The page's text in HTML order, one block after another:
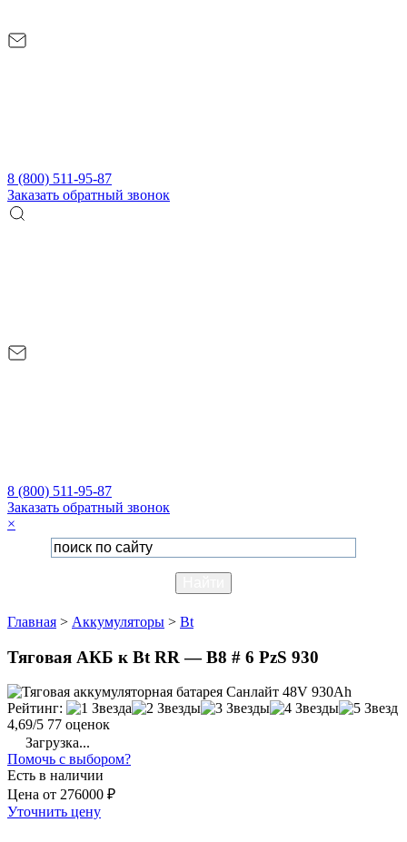
8 (800) 511-95-87
Заказать обратный звонок
8 (800) 511-95-87
Заказать обратный звонок
×
Главная > Аккумуляторы > Bt
Тяговая АКБ к Bt RR — B8 # 6 PzS 930
Рейтинг:
4,69/5 77 оценок
Загрузка...
Помочь с выбором?
Есть в наличии
Цена от 276000 ₽
Уточнить цену